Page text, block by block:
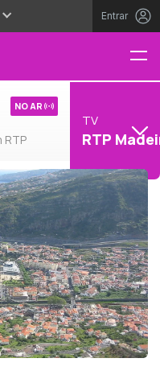
Entrar
RTP
NO AR
TV
RTP